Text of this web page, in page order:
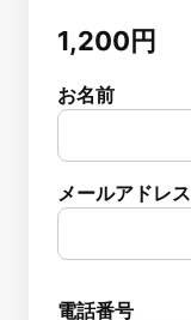
1,200円
お名前
メールアドレス
電話番号